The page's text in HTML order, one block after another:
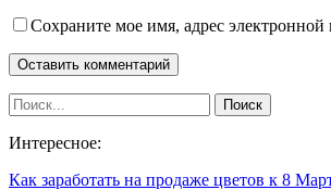
Сохраните мое имя, адрес
Интересное:
Как заработать на продаже цветов к 8